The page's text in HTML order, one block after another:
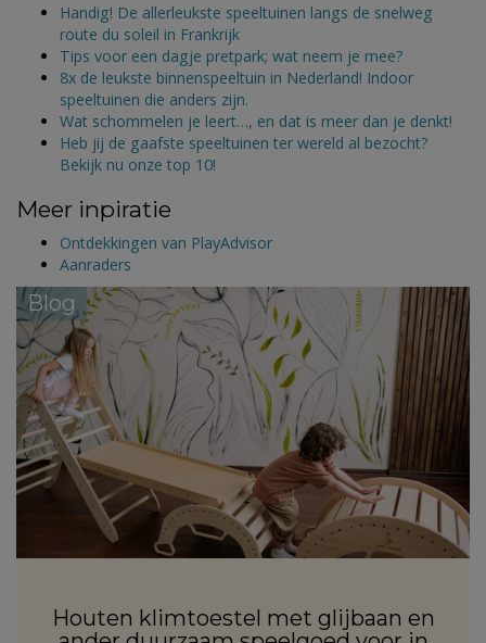
Handig! De allerleukste speeltuinen langs de snelweg
route du soleil in Frankrijk
Tips voor een dagje pretpark; wat neem je mee?
8x de leukste binnenspeeltuin in Nederland! Indoor
speeltuinen die anders zijn.
Wat schommelen je leert…, en dat is meer dan je denkt!
Heb jij de gaafste speeltuinen ter wereld al bezocht?
Bekijk nu onze top 10!
Meer inpiratie
Ontdekkingen van PlayAdvisor
Aanraders
Blog
Houten klimtoestel met glijbaan en